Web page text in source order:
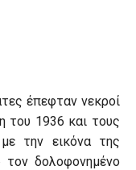
έπεφταν νεκροί
του 1936 και τους
την εικόνα της
δολοφονημένο